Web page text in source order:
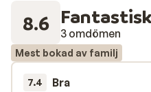
8.6 3 omdömen
Mest bokad av familj
7.4 Bra